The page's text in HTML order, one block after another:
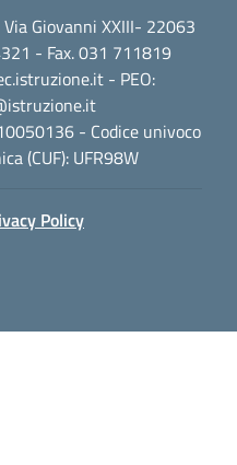
Giovanni XXIII- 22063
- Fax. 031 711819
- PEO:
- Codice univoco
(CUF): UFR98W
Policy